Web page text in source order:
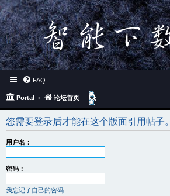
FAQ
Portal 论坛首页
索
您需要登录后才能在这个版面引用帖子。
用户名：
密码：
我忘记了自己的密码